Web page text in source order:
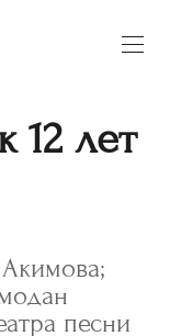
12 лет
песни